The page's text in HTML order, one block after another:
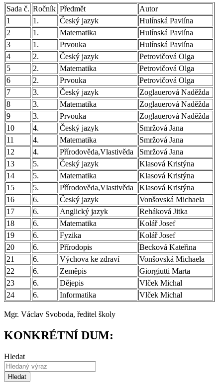
Sada č. Ročník Předmět
Autor
1
1. Český jazyk
Hulínská Pavlína
2
1. Matematika
Hulínská Pavlína
3
1. Prvouka
Hulínská Pavlína
4
2. Český jazyk
Petrovičová Olga
5
2. Matematika
Petrovičová Olga
6
2. Prvouka
Petrovičová Olga
7
3. Český jazyk
Zoglauerová Naděžda
8
3. Matematika
Zoglauerová Naděžda
9
3. Prvouka
Zoglauerová Naděžda
10
4. Český jazyk
Smržová Jana
11
4. Matematika
Smržová Jana
12
4. Přírodověda,Vlastivěda
Smržová Jana
13
5. Český jazyk
Klasová Kristýna
14
5. Matematika
Klasová Kristýna
15
5. Přírodověda,Vlastivěda
Klasová Kristýna
16
6. Český jazyk
Vonšovská Michaela
17
6. Anglický jazyk
Reháková Jitka
18
6. Matematika
Kolář Josef
19
6. Fyzika
Kolář Josef
20
6. Přírodopis
Becková Kateřina
21
6. Výchova ke zdraví
Vonšovská Michaela
22
6. Zeměpis
Giorgiutti Marta
23
6. Dějepis
Vlček Michal
24
6. Informatika Vlček Michal
Mgr. Václav Svoboda, ředitel školy
KONKRÉTNÍ DUM:
Hledat
Hledat